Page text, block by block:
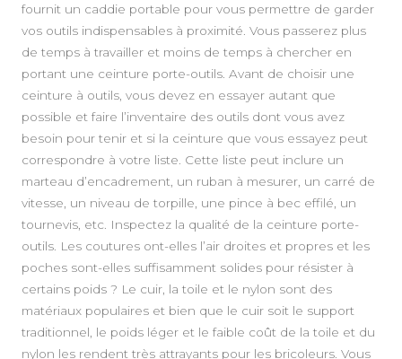
fournit un caddie portable pour vous permettre de garder
vos outils indispensables à proximité. Vous passerez plus
de temps à travailler et moins de temps à chercher en
portant une ceinture porte-outils. Avant de choisir une
ceinture à outils, vous devez en essayer autant que
possible et faire l’inventaire des outils dont vous avez
besoin pour tenir et si la ceinture que vous essayez peut
correspondre à votre liste. Cette liste peut inclure un
marteau d’encadrement, un ruban à mesurer, un carré de
vitesse, un niveau de torpille, une pince à bec effilé, un
tournevis, etc. Inspectez la qualité de la ceinture porte-
outils. Les coutures ont-elles l’air droites et propres et les
poches sont-elles suffisamment solides pour résister à
certains poids ? Le cuir, la toile et le nylon sont des
matériaux populaires et bien que le cuir soit le support
traditionnel, le poids léger et le faible coût de la toile et du
nylon les rendent très attrayants pour les bricoleurs. Vous